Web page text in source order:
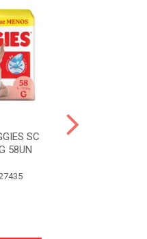
SC
58UN